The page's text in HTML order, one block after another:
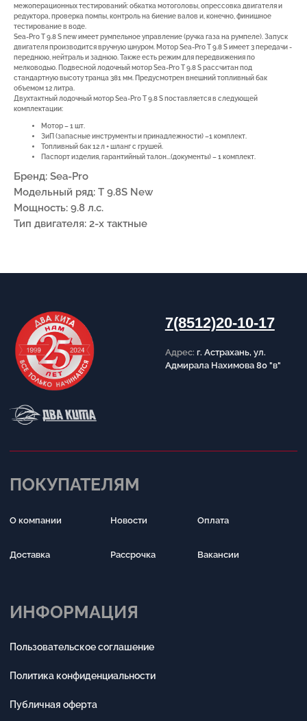
межоперационных тестирований: обкатка мотоголовы, опрессовка двигателя и
редуктора, проверка помпы, контроль на биение валов и, конечно, финишное
тестирование в воде.
Sea-Pro T 9.8 S new имеет румпельное управление (ручка газа на румпеле). Запуск
двигателя производится вручную шнуром. Мотор Sea-Pro T 9.8 S имеет 3 передачи -
переднюю, нейтраль и заднюю. Также есть режим для передвижения по
мелководью. Подвесной лодочный мотор Sea-Pro T 9.8 S рассчитан под
стандартную высоту транца 381 мм. Предусмотрен внешний топливный бак
объемом 12 литра.
Двухтактный лодочный мотор Sea-Pro T 9.8 S поставляется в следующей
комплектации:
Мотор – 1 шт.
ЗиП (запасные инструменты и принадлежности) –1 комплект.
Топливный бак 12 л + шланг с грушей.
Паспорт изделия, гарантийный талон...(документы) – 1 комплект.
Бренд: Sea-Pro
Модельный ряд: T 9.8S New
Мощность: 9.8 л.с.
Тип двигателя: 2-х тактные
ПОКУПАТЕЛЯМ
О компании Новости Оплата
Пользовательское соглашение
Политика конфиденциальности
Публичная оферта
7(8512)20-10-17
Разработка сайта